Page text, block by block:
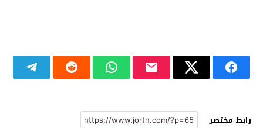
رابط مختصر